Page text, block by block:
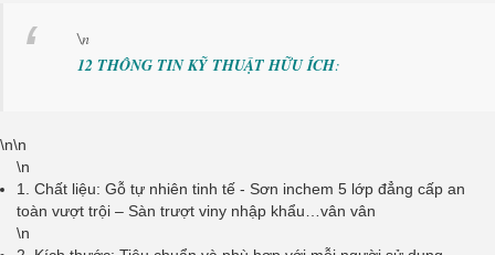
\n
12 THÔNG TIN KỸ THUẬT HỮU ÍCH:
\n\n
\n
1. Chất liệu: Gỗ tự nhiên tinh tế - Sơn inchem 5 lớp đẳng cấp an
toàn vượt trội – Sàn trượt viny nhập khẩu…vân vân
\n